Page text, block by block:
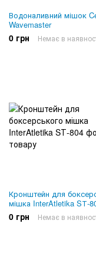
Водоналивний мішок
Wavemaster
0 грн Немає в
Кронштейн для
мішка InterAtletika SТ-
0 грн Немає в